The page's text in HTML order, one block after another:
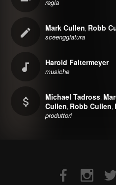
regia
Mark Cullen, Robb
sceenggiatura
Harold Faltermeyer
musiche
Michael Tadross,
Cullen, Robb Cullen,
produttori